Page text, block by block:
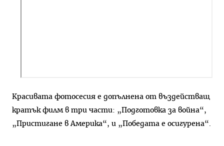
Красивата фотосесия е допълнена от въздействащ
кратък филм в три части: „Подготовка за война“,
„Пристигане в Америка“, и „Победата е осигурена“.